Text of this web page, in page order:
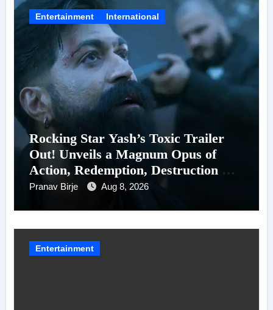
Entertainment International
Rocking Star Yash’s Toxic Trailer
Out! Unveils a Magnum Opus of
Action, Redemption, Destruction &
Entanglements
Pranav Birje Aug 8, 2026
Entertainment